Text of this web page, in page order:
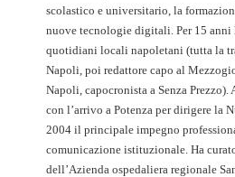
scolastico e universitario, la
nuove tecnologie digitali. Per 15 anni
quotidiani locali napoletani (tutta la
Napoli, poi redattore capo al
Napoli, capocronista a Senza Prezzo).
con l’arrivo a Potenza per dirigere la
2004 il principale impegno
comunicazione istituzionale. Ha
dell’Azienda ospedaliera regionale